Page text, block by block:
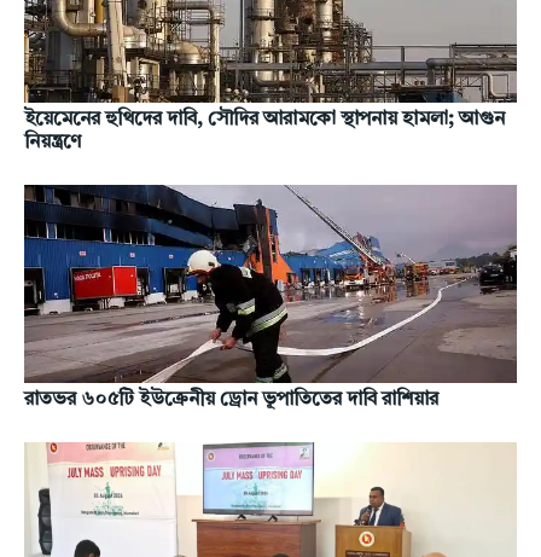
ইয়েমেনের হুথিদের দাবি, সৌদির আরামকো স্থাপনায় হামলা; আগুন
নিয়ন্ত্রণে
রাতভর ৬০৫টি ইউক্রেনীয় ড্রোন ভূপাতিতের দাবি রাশিয়ার